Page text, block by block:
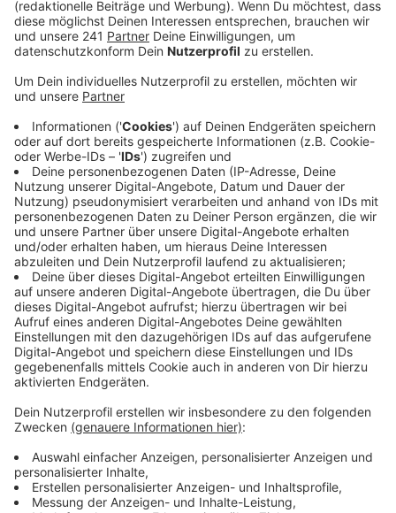
Burscheid folgen.
Veröffentlicht:Mittwoch, 01.12.2021 10:19
Anzeige
In Rösrath geht es am Donnerstag los - in Overath am
Freitag - immer von montags bis samstags von 10 -18
Uhr. Dabei spielt es keine Rolle ob Erst-, Zweit oder
Boosterimpfung. Noch läuft das Ganze ohne
Terminvergabe, der Kreis arbeitet gerade aber an
einem Online-Buchungsprogramm. Die neuen
Impfstelle in Overath bedeutet gleichzeitig das Aus
für das mobile Impfen in der Hauptstraße, da es sich
um den gleichen Ort handelt. Möglich sind die
Impfstellen nur durch eine enge und gute
Zusammenarbeit von Kreis, Kommunen und
Hilfsorganisationen wie dem Deutschen Roten Kreuz.
Die Hoffnung ist, dass sich nun noch mehr Menschen
für eine Impfung entscheiden.
Öffnungszeiten der Impfstellen in Rösrath und
Overath: montags bis samstags von 10-18 Uhr